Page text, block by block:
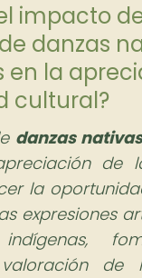
impacto
danzas
en la
cultural?
danzas
de
la
expresiones
indígenas,
de